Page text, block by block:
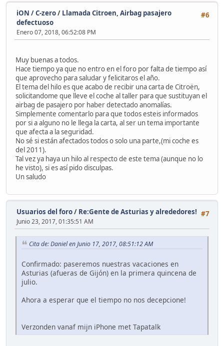
#6
iON / C-zero/ Llamada Citroen, Airbag pasajero
defectuoso
Enero 07, 2018, 06:52:08 PM
Muy buenas a todos.
Hace tiempo ya que no entro en el foro por falta de tiempo así
que aprovecho para saludar y felicitaros el año.
El tema del hilo es que acabo de recibir una carta de Citroën,
solicitandome que lleve el coche al taller para que sustituyan el
airbag de pasajero por haber detectado anomalías.
Simplemente comentarlo para que todos esteis informados
por si a alguno no le llega la carta, al ser un tema importante
que afecta a la seguridad.
No sé si están afectados todos o solo una parte,(mi coche es
del 2011).
Tal vez ya haya un hilo al respecto de este tema (aunque no lo
he visto), si es así pido disculpas.
Un saludo
#7
Usuarios del foro/ Re:Gente de Asturias y alrededores!
Junio 23, 2017, 01:35:51 AM
Cita de: Daniel en Junio 17, 2017, 08:51:12 AM
Confirmado: paseremos nuestras vacaciones en
Asturias (afueras de Gijón) en la primera quincena de
julio.
Ahora a esperar que el tiempo no nos decepcione!
Verzonden vanaf mijn iPhone met Tapatalk